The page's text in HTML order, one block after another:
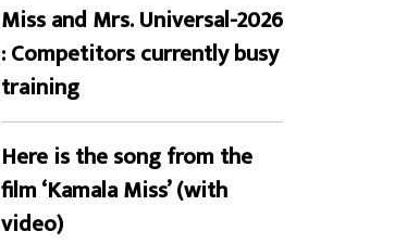
Miss and Mrs. Universal-2026
: Competitors currently busy
training
Here is the song from the
film ‘Kamala Miss’ (with
video)